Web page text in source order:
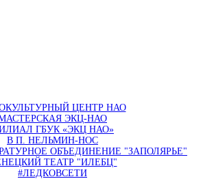
ЦЕНТР НАО
ЭКЦ-НАО
ГБУК «ЭКЦ НАО»
В П. НЕЛЬМИН-НОС
ОБЪЕДИНЕНИЕ "ЗАПОЛЯРЬЕ"
ТЕАТР "ИЛЕБЦ"
#ЛЕДКОВСЕТИ